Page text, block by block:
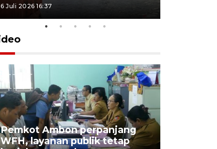
6 Juli 2026 16:37
Pemkot Ambon perpanjang
WFH, layanan publik tetap